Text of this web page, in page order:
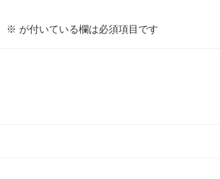
※ が付いている欄は必須項目です